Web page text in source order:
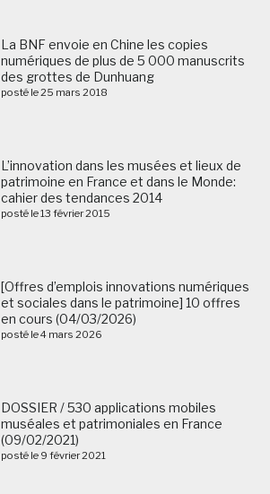
La BNF envoie en Chine les copies
numériques de plus de 5 000 manuscrits
des grottes de Dunhuang
posté le 25 mars 2018
L’innovation dans les musées et lieux de
patrimoine en France et dans le Monde:
cahier des tendances 2014
posté le 13 février 2015
[Offres d’emplois innovations numériques
et sociales dans le patrimoine] 10 offres
en cours (04/03/2026)
posté le 4 mars 2026
DOSSIER / 530 applications mobiles
muséales et patrimoniales en France
(09/02/2021)
posté le 9 février 2021